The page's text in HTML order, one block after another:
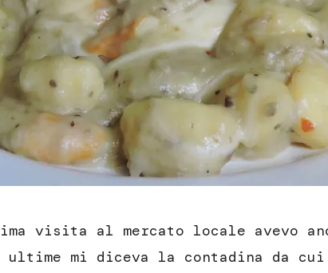
visita al mercato locale avevo
ultime mi diceva la contadina da